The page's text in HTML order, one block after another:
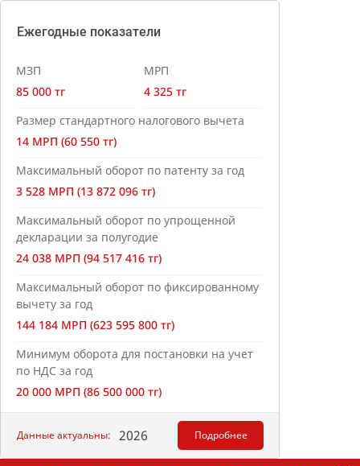
Ежегодные показатели
МЗП
85 000 тг
МРП
4 325 тг
Размер стандартного налогового вычета
14 МРП (60 550 тг)
Максимальный оборот по патенту за год
3 528 МРП (13 872 096 тг)
Максимальный оборот по упрощенной
декларации за полугодие
24 038 МРП (94 517 416 тг)
Максимальный оборот по фиксированному
вычету за год
144 184 МРП (623 595 800 тг)
Минимум оборота для постановки на учет
по НДС за год
20 000 МРП (86 500 000 тг)
Данные актуальны: 2026 Подробнее